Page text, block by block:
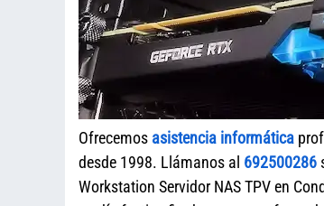
Ofrecemos asistencia informática
desde 1998. Llámanos al 692500286
Workstation Servidor NAS TPV en